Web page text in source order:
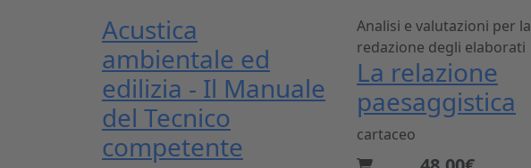
Acustica
ambientale ed
edilizia - Il Manuale
del Tecnico
competente
Analisi e valutazioni per la
redazione degli elaborati
La relazione
paesaggistica
cartaceo